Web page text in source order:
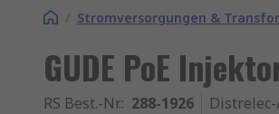
/ Stromversorgungen &
GUDE PoE
RS Best.-Nr.: 288-1926